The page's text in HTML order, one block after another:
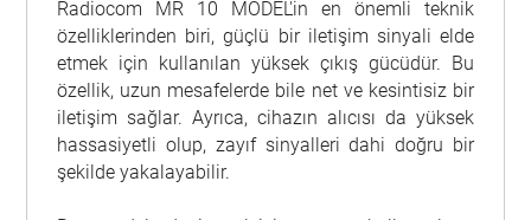
Radiocom MR 10 MODEL'in en önemli teknik
özelliklerinden biri, güçlü bir iletişim sinyali elde
etmek için kullanılan yüksek çıkış gücüdür. Bu
özellik, uzun mesafelerde bile net ve kesintisiz bir
iletişim sağlar. Ayrıca, cihazın alıcısı da yüksek
hassasiyetli olup, zayıf sinyalleri dahi doğru bir
şekilde yakalayabilir.